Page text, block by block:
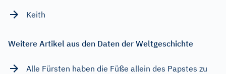
Keith
Weitere Artikel aus den Daten der Weltgeschichte
Alle Fürsten haben die Füße allein des Papstes zu